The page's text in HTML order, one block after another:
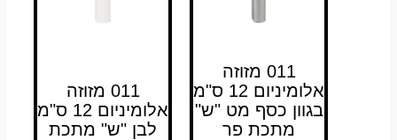
011 מזוזה
אלומיניום 12 ס"מ
בגוון כסף מט "ש"
מתכת פר
011 מזוזה
אלומיניום 12 ס"מ
לבן "ש" מתכת